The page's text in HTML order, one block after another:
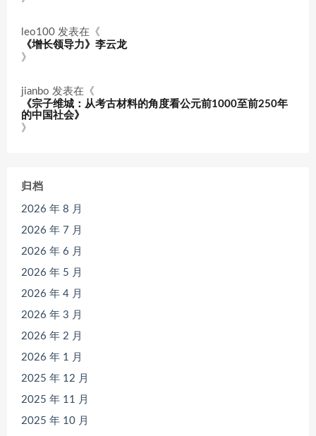
leo100 发表在《
《增长领导力》李云龙
》
jianbo 发表在《
《宗子维城：从考古材料的角度看公元前1000至前250年
的中国社会》
》
归档
2026 年 8 月
2026 年 7 月
2026 年 6 月
2026 年 5 月
2026 年 4 月
2026 年 3 月
2026 年 2 月
2026 年 1 月
2025 年 12 月
2025 年 11 月
2025 年 10 月